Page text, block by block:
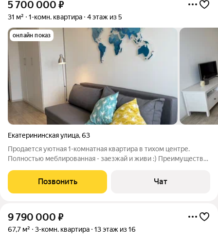
5 700 000 ₽
31 м² 1-комн. квартира 4 этаж из 5
онлайн показ
Екатерининская улица,63
Продается уютная 1-комнатная квартира в тихом центре.
Полностью меблированная - заезжай и живи :) Преимущества
двор. - По 2 квартиры на этаже. - Приятные тихие соседи, кто
уже давно проживает
Позвонить Чат
9 790 000 ₽
67,7 м² 3-комн. квартира 13 этаж из 16